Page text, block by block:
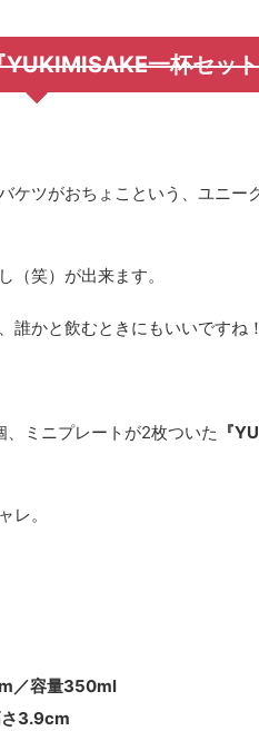
一杯セッ
ケツがおちょこという、ユニー
（笑）が出来ます。
誰かと飲むときにもいいですね！
ミニプレートが2枚ついた 『
レ。
／容量350ml
さ3.9cm